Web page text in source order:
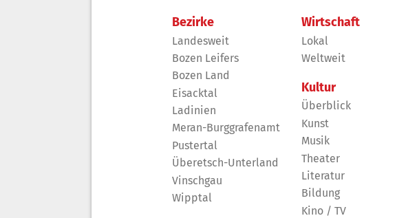
Bezirke
Landesweit
Bozen Leifers
Bozen Land
Eisacktal
Ladinien
Meran-Burggrafenamt
Pustertal
Überetsch-Unterland
Vinschgau
Wipptal
Wirtschaft
Lokal
Weltweit
Kultur
Überblick
Kunst
Musik
Theater
Literatur
Bildung
Kino / TV